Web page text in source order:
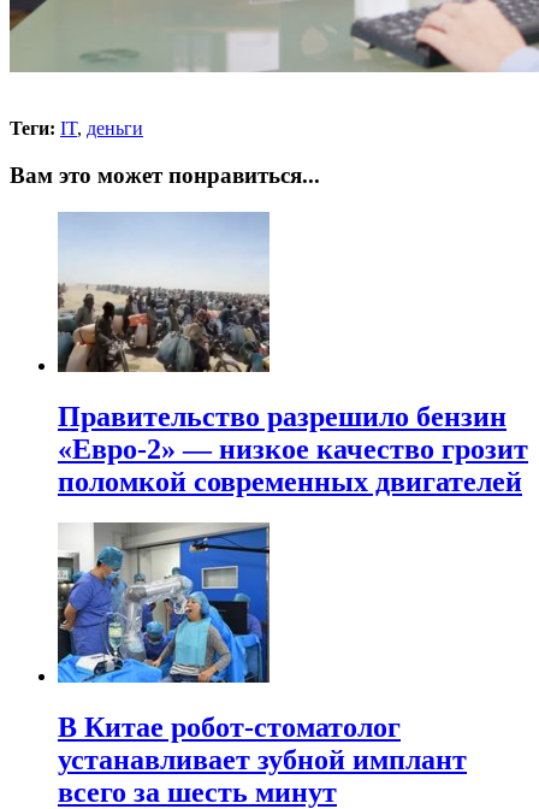
Теги: IT, деньги
Вам это может понравиться...
Правительство разрешило бензин
«Евро-2» — низкое качество грозит
поломкой современных двигателей
В Китае робот-стоматолог
устанавливает зубной имплант
всего за шесть минут